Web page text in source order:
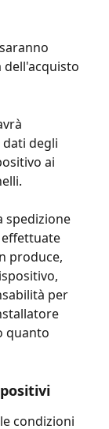
degli
ai
spedizione
produce,
per
quanto
condizioni